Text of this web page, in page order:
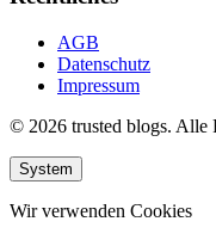
AGB
Datenschutz
Impressum
© 2026 trusted blogs. Alle
System
Wir verwenden Cookies